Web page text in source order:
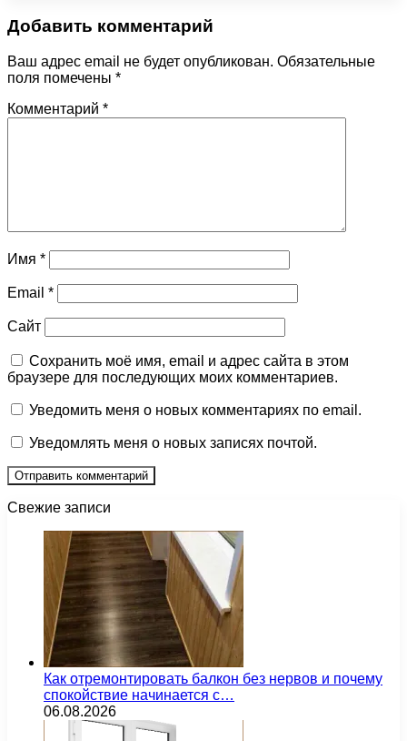
Добавить комментарий
Ваш адрес email не будет опубликован. Обязательные
поля помечены *
Комментарий *
Имя *
Email *
Сайт
Сохранить моё имя, email и адрес сайта в этом
браузере для последующих моих комментариев.
Уведомить меня о новых комментариях по email.
Уведомлять меня о новых записях почтой.
Свежие записи
Как отремонтировать балкон без нервов и почему
спокойствие начинается с…
06.08.2026